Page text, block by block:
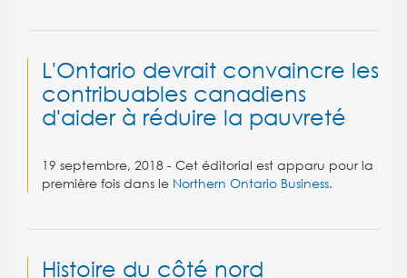
L'Ontario devrait convaincre les
contribuables canadiens
d'aider à réduire la pauvreté
19 septembre, 2018 - Cet éditorial est apparu pour la
première fois dans le Northern Ontario Business.
Histoire du côté nord